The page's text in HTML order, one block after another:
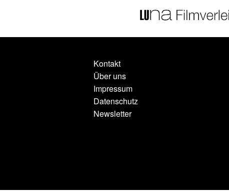
Kontakt
Über uns
Impressum
Datenschutz
Newsletter